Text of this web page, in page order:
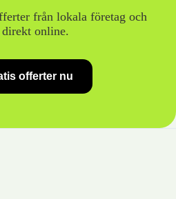
från lokala företag och
online.
offerter nu